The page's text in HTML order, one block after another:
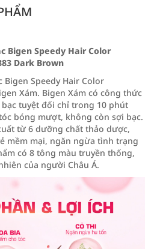
Bigen Speedy Hair Color
Dark Brown
Bigen Speedy Hair Color
Xám. Bigen Xám có công thức
tuyệt đối chỉ trong 10 phút
bóng mượt, không còn sợi bạc.
từ 6 dưỡng chất thảo dược,
mềm mại, ngăn ngừa tình trạng
có 8 tông màu truyền thống,
của người Châu Á.